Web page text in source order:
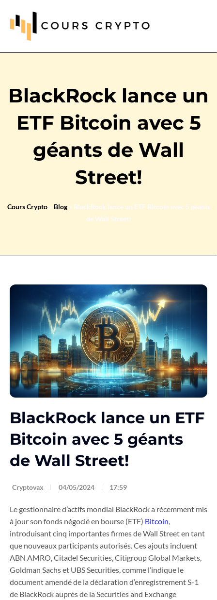
BlackRock lance un
ETF Bitcoin avec 5
géants de Wall
Street!
Cours Crypto» Blog» BlackRock lance un ETF Bitcoin avec 5 géants
de Wall Street!
BlackRock lance un ETF
Bitcoin avec 5 géants
de Wall Street!
Cryptovax 04/05/2024 17:59
Le gestionnaire d’actifs mondial BlackRock a récemment mis
à jour son fonds négocié en bourse (ETF) Bitcoin,
introduisant cinq importantes firmes de Wall Street en tant
que nouveaux participants autorisés. Ces ajouts incluent
ABN AMRO, Citadel Securities, Citigroup Global Markets,
Goldman Sachs et UBS Securities, comme l’indique le
document amendé de la déclaration d’enregistrement S-1
de BlackRock auprès de la Securities and Exchange